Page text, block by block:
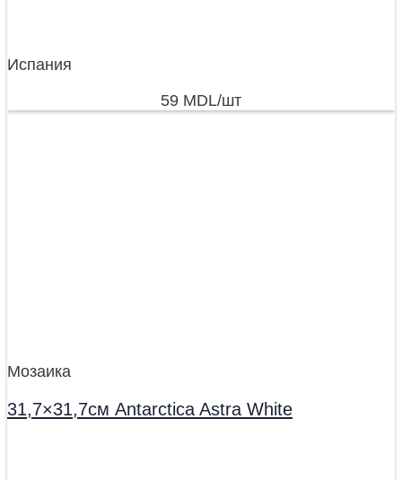
Испания
59 MDL/шт
Мозаика
31,7×31,7см Antarctica Astra White